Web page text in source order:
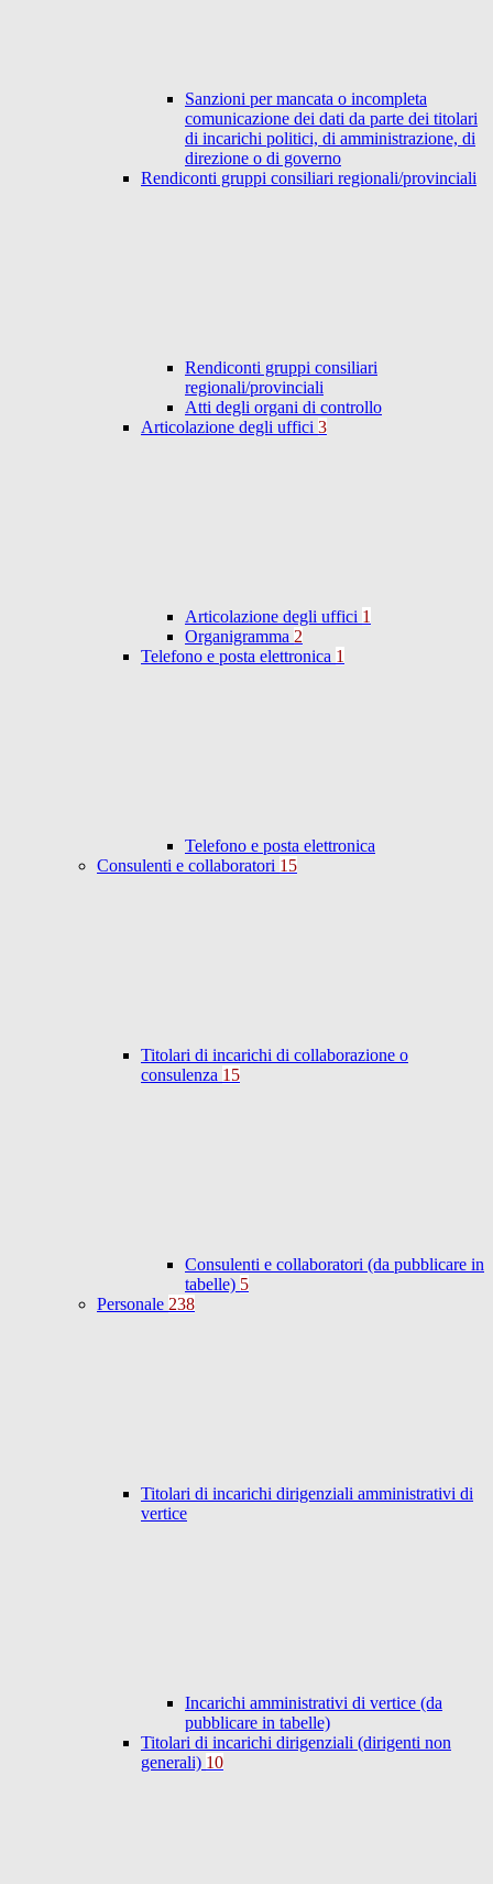
Sanzioni per mancata o incompleta
comunicazione dei dati da parte dei titolari
di incarichi politici, di amministrazione, di
direzione o di governo
Rendiconti gruppi consiliari regionali/provinciali
Rendiconti gruppi consiliari
regionali/provinciali
Atti degli organi di controllo
Articolazione degli uffici 3
Articolazione degli uffici 1
Organigramma 2
Telefono e posta elettronica 1
Telefono e posta elettronica
Consulenti e collaboratori 15
Titolari di incarichi di collaborazione o
consulenza 15
Consulenti e collaboratori (da pubblicare in
tabelle) 5
Personale 238
Titolari di incarichi dirigenziali amministrativi di
vertice
Incarichi amministrativi di vertice (da
pubblicare in tabelle)
Titolari di incarichi dirigenziali (dirigenti non
generali) 10